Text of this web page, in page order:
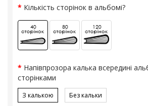
Кількість сторінок в альбомі?
Напівпрозора калька всередині
сторінками
З калькою Без кальки